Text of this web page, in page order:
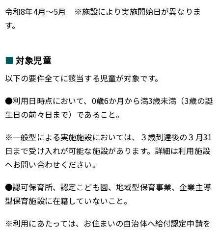
令和8年4月～5月 ※施設により実施開始日が異なりま
す。
対象児童
以下の要件全てに該当する児童が対象です。
●利用日時点において、0歳6か月から満3歳未満（3歳の誕
生日の前々日まで）であること。
※一般型による実施施設においては、３歳到達後の３月31
日まで受け入れが可能な施設があります。詳細は利用施設
へお問い合わせください。
●認可保育所、認定こども園、地域型保育事業、企業主導
型保育施設に在籍していないこと。
※利用にあたっては、お住まいの自治体へ給付認定申請を